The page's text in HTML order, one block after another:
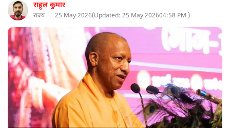
राहुल कुमार
राज्य 25 May 2026(Updated: 25 May 202604:58 PM )